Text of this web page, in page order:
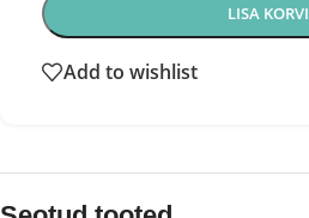
LISA KORVI
Add to wishlist